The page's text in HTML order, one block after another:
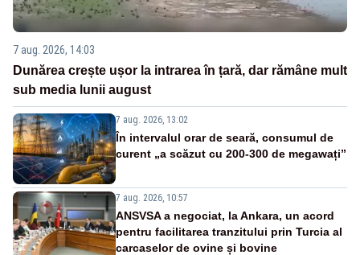
7 aug. 2026, 14:03
Dunărea crește ușor la intrarea în țară, dar rămâne mult
sub media lunii august
7 aug. 2026, 13:02
În intervalul orar de seară, consumul de
curent „a scăzut cu 200-300 de megawați”
7 aug. 2026, 10:57
ANSVSA a negociat, la Ankara, un acord
pentru facilitarea tranzitului prin Turcia al
carcaselor de ovine și bovine